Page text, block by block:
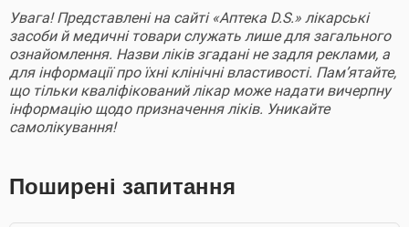
Увага! Представлені на сайті «Аптека D.S.» лікарські
засоби й медичні товари служать лише для загального
ознайомлення. Назви ліків згадані не задля реклами, а
для інформації про їхні клінічні властивості. Пам’ятайте,
що тільки кваліфікований лікар може надати вичерпну
інформацію щодо призначення ліків. Уникайте
самолікування!
Поширені запитання